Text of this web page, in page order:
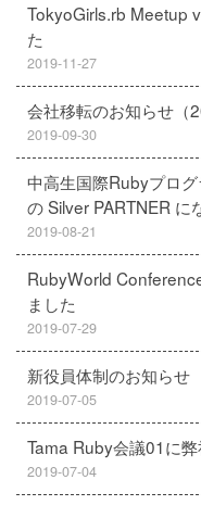
TokyoGirls.rb Meetup
た
2019-11-27
会社移転のお知らせ（
2019-09-30
中高生国際Rubyプロ
の Silver PARTNER に
2019-08-21
RubyWorld
ました
2019-07-29
新役員体制のお知らせ
2019-07-05
Tama Ruby会議01に
2019-07-04